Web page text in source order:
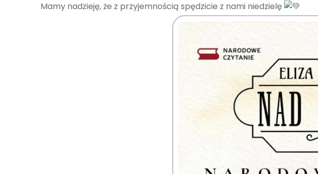
Mamy nadzieję, że z przyjemnością spędzicie z nami niedzielę